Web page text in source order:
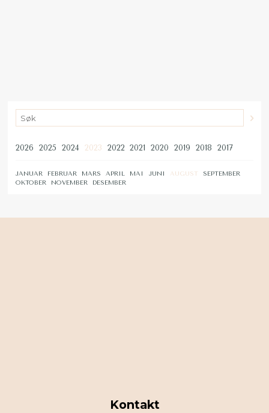
2026 2025 2024 2023 2022 2021 2020 2019 2018 2017
JANUAR FEBRUAR MARS APRIL MAI JUNI AUGUST
SEPTEMBER
OKTOBER
NOVEMBER DESEMBER
Kontakt